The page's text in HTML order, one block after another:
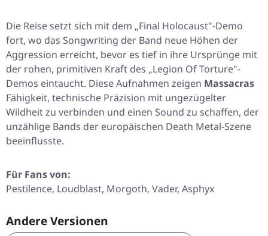
Die Reise setzt sich mit dem „Final Holocaust"-Demo
fort, wo das Songwriting der Band neue Höhen der
Aggression erreicht, bevor es tief in ihre Ursprünge mit
der rohen, primitiven Kraft des „Legion Of Torture"-
Demos eintaucht. Diese Aufnahmen zeigen Massacras
Fähigkeit, technische Präzision mit ungezügelter
Wildheit zu verbinden und einen Sound zu schaffen, der
unzählige Bands der europäischen Death Metal-Szene
beeinflusste.
Für Fans von:
Pestilence, Loudblast, Morgoth, Vader, Asphyx
Andere Versionen